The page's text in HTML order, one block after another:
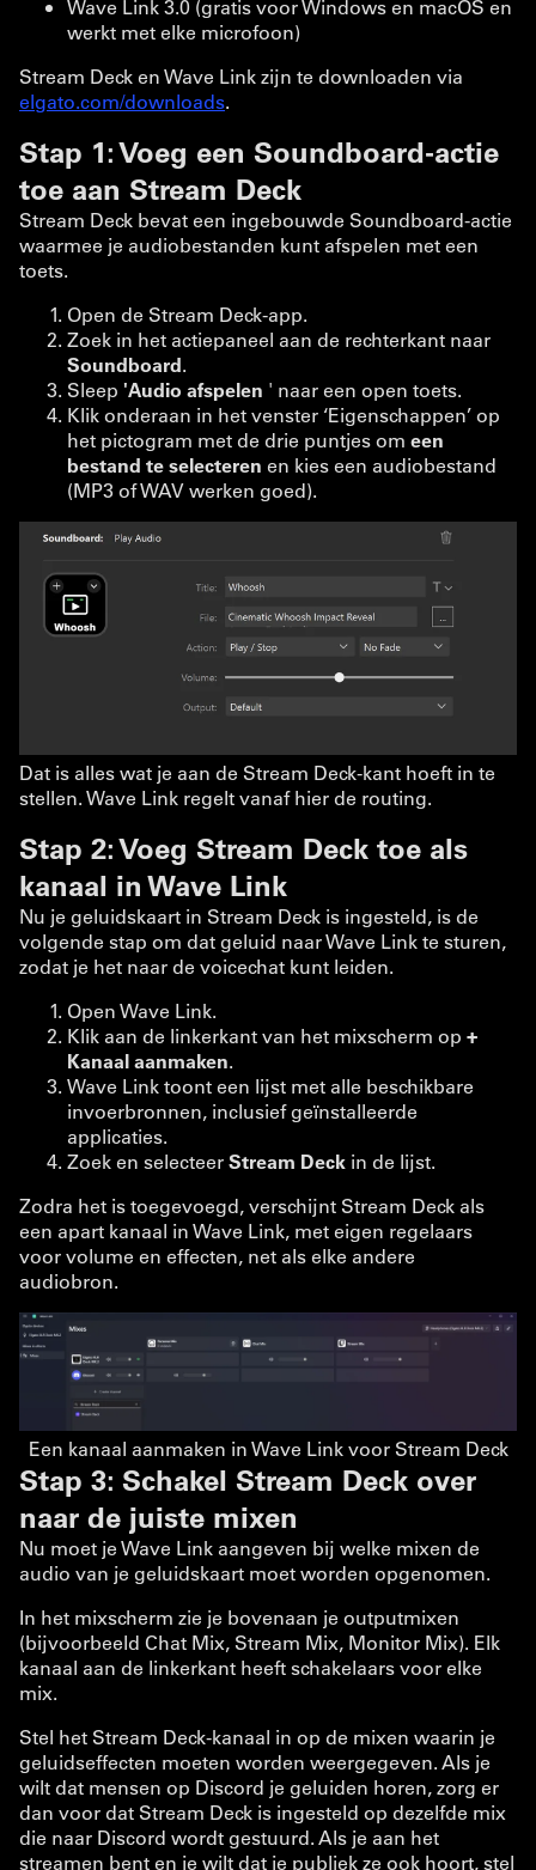
Wave Link 3.0 (gratis voor Windows en macOS en
werkt met elke microfoon)
Stream Deck en Wave Link zijn te downloaden via
elgato.com/downloads.
Stap 1: Voeg een Soundboard-actie
toe aan Stream Deck
Stream Deck bevat een ingebouwde Soundboard-actie
waarmee je audiobestanden kunt afspelen met een
toets.
Open de Stream Deck-app.
Zoek in het actiepaneel aan de rechterkant naar
Soundboard.
Sleep 'Audio afspelen ' naar een open toets.
Klik onderaan in het venster ‘Eigenschappen’ op
het pictogram met de drie puntjes om een
bestand te selecteren en kies een audiobestand
(MP3 of WAV werken goed).
Dat is alles wat je aan de Stream Deck-kant hoeft in te
stellen. Wave Link regelt vanaf hier de routing.
Stap 2: Voeg Stream Deck toe als
kanaal in Wave Link
Nu je geluidskaart in Stream Deck is ingesteld, is de
volgende stap om dat geluid naar Wave Link te sturen,
zodat je het naar de voicechat kunt leiden.
Open Wave Link.
Klik aan de linkerkant van het mixscherm op +
Kanaal aanmaken.
Wave Link toont een lijst met alle beschikbare
invoerbronnen, inclusief geïnstalleerde
applicaties.
Zoek en selecteerStream Deck in de lijst.
Zodra het is toegevoegd, verschijnt Stream Deck als
een apart kanaal in Wave Link, met eigen regelaars
voor volume en effecten, net als elke andere
audiobron.
Een kanaal aanmaken in Wave Link voor Stream Deck
Stap 3: Schakel Stream Deck over
naar de juiste mixen
Nu moet je Wave Link aangeven bij welke mixen de
audio van je geluidskaart moet worden opgenomen.
In het mixscherm zie je bovenaan je outputmixen
(bijvoorbeeld Chat Mix, Stream Mix, Monitor Mix). Elk
kanaal aan de linkerkant heeft schakelaars voor elke
mix.
Stel het Stream Deck-kanaal in op de mixen waarin je
geluidseffecten moeten worden weergegeven. Als je
wilt dat mensen op Discord je geluiden horen, zorg er
dan voor dat Stream Deck is ingesteld op dezelfde mix
die naar Discord wordt gestuurd. Als je aan het
streamen bent en je wilt dat je publiek ze ook hoort, stel